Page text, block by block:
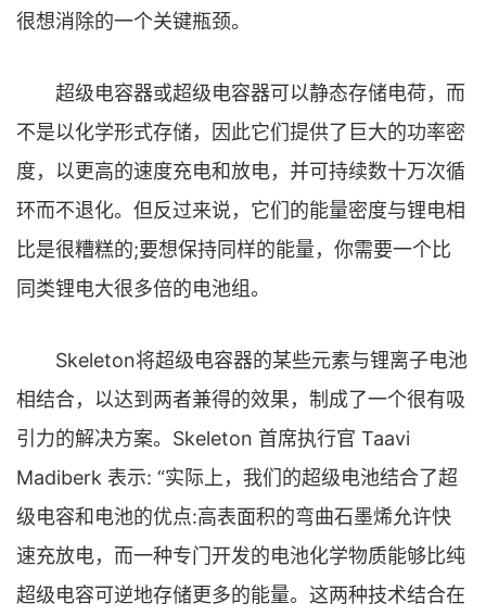
很想消除的一个关键瓶颈。
超级电容器或超级电容器可以静态存储电荷，而
不是以化学形式存储，因此它们提供了巨大的功率密
度，以更高的速度充电和放电，并可持续数十万次循
环而不退化。但反过来说，它们的能量密度与锂电相
比是很糟糕的;要想保持同样的能量，你需要一个比
同类锂电大很多倍的电池组。
Skeleton将超级电容器的某些元素与锂离子电池
相结合，以达到两者兼得的效果，制成了一个很有吸
引力的解决方案。Skeleton 首席执行官 Taavi
Madiberk 表示: “实际上，我们的超级电池结合了超
级电容和电池的优点:高表面积的弯曲石墨烯允许快
速充放电，而一种专门开发的电池化学物质能够比纯
超级电容可逆地存储更多的能量。这两种技术结合在